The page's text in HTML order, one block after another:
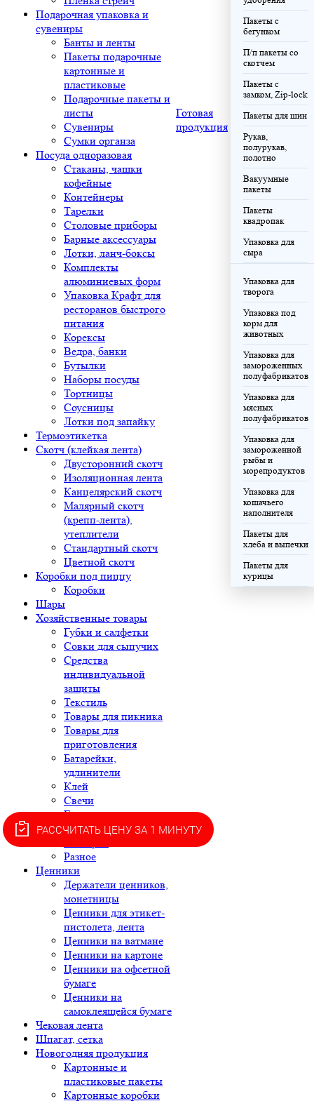
Подарочная упаковка и
сувениры
Банты и ленты
Пакеты подарочные
картонные и
пластиковые
Подарочные пакеты и
листы
Сувениры
Сумки органза
Посуда одноразовая
Стаканы, чашки
кофейные
Контейнеры
Тарелки
Столовые приборы
Барные аксессуары
Лотки, ланч-боксы
Комплекты
алюминиевых форм
Упаковка Крафт для
ресторанов быстрого
питания
Корексы
Ведра, банки
Бутылки
Наборы посуды
Тортницы
Соусницы
Лотки под запайку
Термоэтикетка
Скотч (клейкая лента)
Двусторонний скотч
Изоляционная лента
Канцелярский скотч
Малярный скотч
(крепп-лента),
утеплители
Стандартный скотч
Цветной скотч
Коробки под пиццу
Коробки
Шары
Хозяйственные товары
Губки и салфетки
Совки для сыпучих
Средства
индивидуальной
защиты
Текстиль
Товары для пикника
Товары для
приготовления
Батарейки,
удлинители
Клей
Свечи
Галантерея
Крышки
Разное
Ценники
Держатели ценников,
монетницы
Ценники для этикет-
пистолета, лента
Ценники на ватмане
Ценники на картоне
Ценники на офсетной
бумаге
Ценники на
самоклеящейся бумаге
Чековая лента
Шпагат, сетка
Новогодняя продукция
Картонные и
пластиковые пакеты
Картонные коробки
Готовая
продукция
Пакеты с
бегунком
П/п пакеты со
скотчем
Пакеты с
замком, Zip-lock
Пакеты для шин
Рукав,
полурукав,
полотно
Вакуумные
пакеты
Пакеты
квадропак
Упаковка для
сыра
Упаковка для
творога
Упаковка под
корм для
животных
Упаковка для
замороженных
полуфабрикатов
Упаковка для
мясных
полуфабрикатов
Упаковка для
замороженной
рыбы и
морепродуктов
Упаковка для
кошачьего
наполнителя
Пакеты для
хлеба и выпечки
Пакеты для
курицы
РАССЧИТАТЬ ЦЕНУ ЗА 1 МИНУТУ